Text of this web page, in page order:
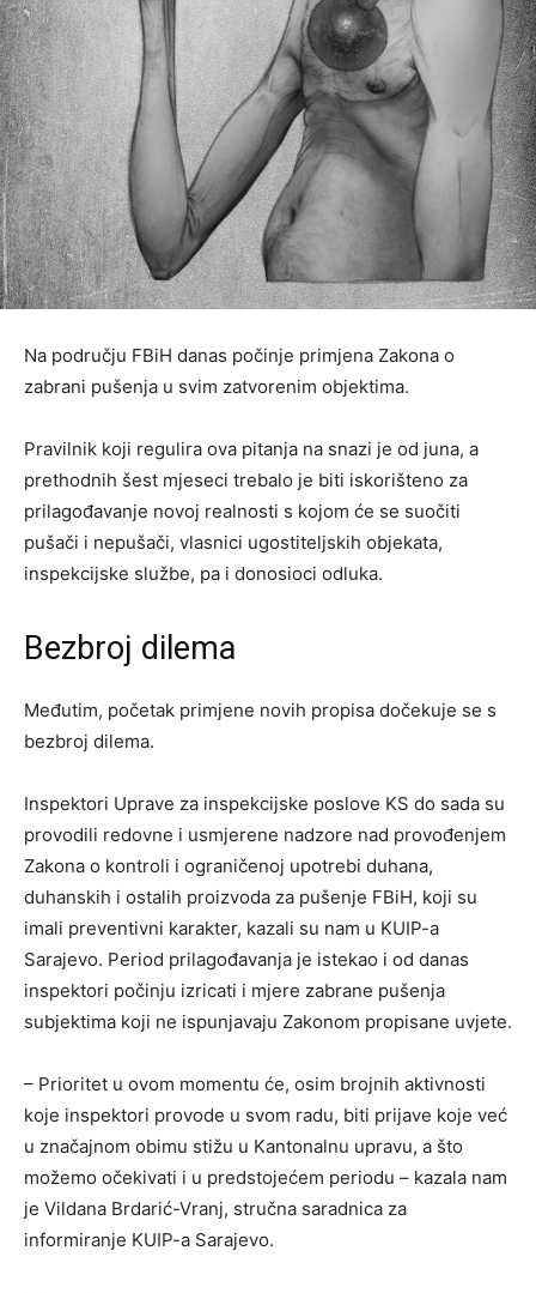
Na području FBiH danas počinje primjena Zakona o
zabrani pušenja u svim zatvorenim objektima.
Pravilnik koji regulira ova pitanja na snazi je od juna, a
prethodnih šest mjeseci trebalo je biti iskorišteno za
prilagođavanje novoj realnosti s kojom će se suočiti
pušači i nepušači, vlasnici ugostiteljskih objekata,
inspekcijske službe, pa i donosioci odluka.
Bezbroj dilema
Međutim, početak primjene novih propisa dočekuje se s
bezbroj dilema.
Inspektori Uprave za inspekcijske poslove KS do sada su
provodili redovne i usmjerene nadzore nad provođenjem
Zakona o kontroli i ograničenoj upotrebi duhana,
duhanskih i ostalih proizvoda za pušenje FBiH, koji su
imali preventivni karakter, kazali su nam u KUIP-a
Sarajevo. Period prilagođavanja je istekao i od danas
inspektori počinju izricati i mjere zabrane pušenja
subjektima koji ne ispunjavaju Zakonom propisane uvjete.
– Prioritet u ovom momentu će, osim brojnih aktivnosti
koje inspektori provode u svom radu, biti prijave koje već
u značajnom obimu stižu u Kantonalnu upravu, a što
možemo očekivati i u predstojećem periodu – kazala nam
je Vildana Brdarić-Vranj, stručna saradnica za
informiranje KUIP-a Sarajevo.